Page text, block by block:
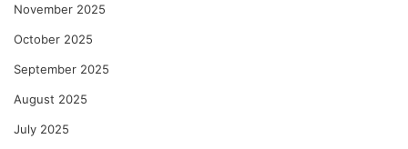
November 2025
October 2025
September 2025
August 2025
July 2025